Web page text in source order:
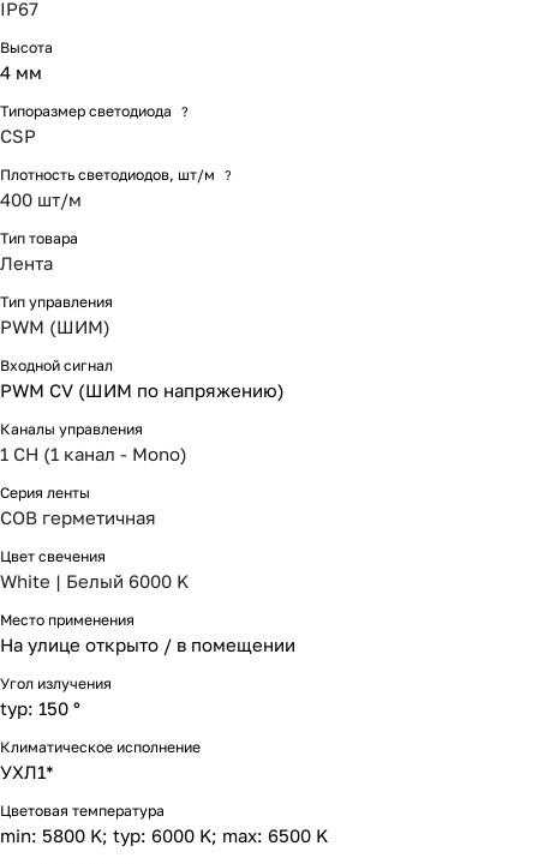
IP67
Высота
4 мм
Типоразмер светодиода ?
CSP
Плотность светодиодов, шт/м ?
400 шт/м
Тип товара
Лента
Тип управления
PWM (ШИМ)
Входной сигнал
PWM СV (ШИМ по напряжению)
Каналы управления
1 CH (1 канал - Mono)
Серия ленты
COB герметичная
Цвет свечения
White | Белый 6000 K
Место применения
На улице открыто / в помещении
Угол излучения
typ: 150 °
Климатическое исполнение
УХЛ1*
Цветовая температура
min: 5800 K; typ: 6000 K; max: 6500 K